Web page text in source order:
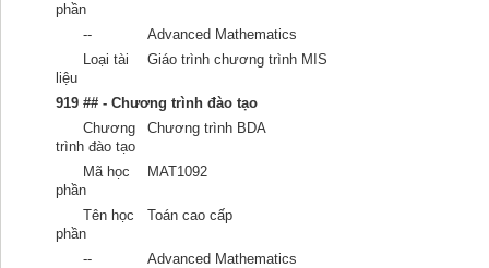
phần
--
Advanced Mathematics
Loại tài
liệu
Giáo trình chương trình MIS
919 ## - Chương trình đào tạo
Chương
trình đào tạo
Chương trình BDA
Mã học
phần
MAT1092
Tên học
phần
Toán cao cấp
--
Advanced Mathematics